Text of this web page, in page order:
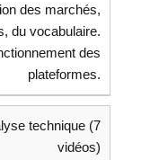
des marchés,
du vocabulaire.
des
plateformes.
technique (7
vidéos)